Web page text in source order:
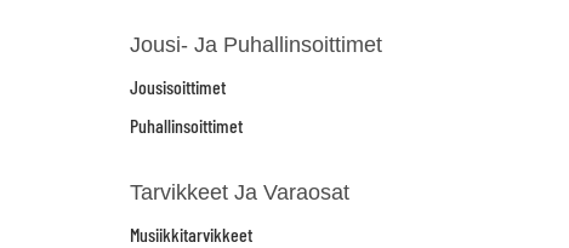
Jousi- Ja Puhallinsoittimet
Jousisoittimet
Puhallinsoittimet
Tarvikkeet Ja Varaosat
Musiikkitarvikkeet